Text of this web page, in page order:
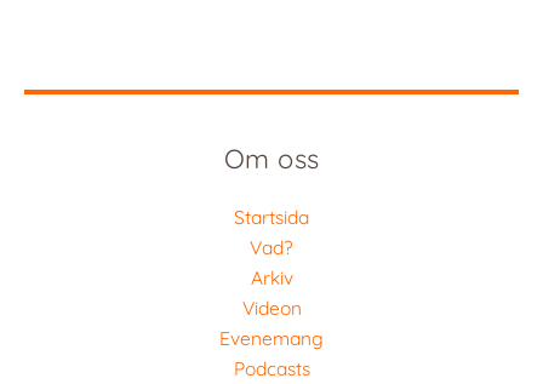
Om oss
Startsida
Vad?
Arkiv
Videon
Evenemang
Podcasts